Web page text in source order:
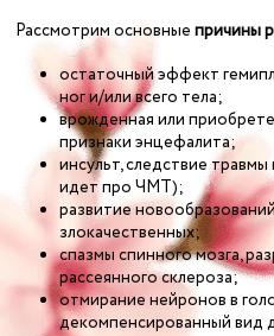
Рассмотрим основные причины
остаточный эффект
ног и/или всего тела;
врожденная или
признаки энцефалита;
инсульт, следствие
идет про ЧМТ);
развитие
злокачественных;
спазмы спинного мозга,
рассеянного склероза;
отмирание нейронов в
декомпенсированный вид